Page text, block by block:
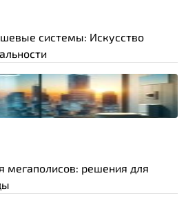
системы: Искусство
решения для